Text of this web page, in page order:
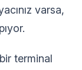
varsa,
terminal